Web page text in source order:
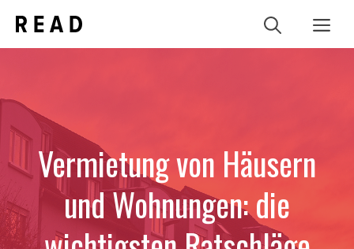
Inhalt
springen
Vermietung von Häusern
und Wohnungen: die